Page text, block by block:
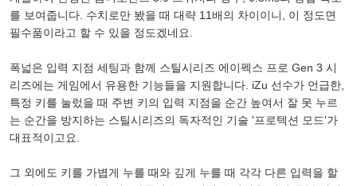
를 보여줍니다. 수치로만 봤을 때 대략 11배의 차이이니, 이 정도면
필수품이라고 할 수 있을 정도겠네요.
폭넓은 입력 지점 세팅과 함께 스틸시리즈 에이펙스 프로 Gen 3 시
리즈에는 게임에서 유용한 기능들을 지원합니다. iZu 선수가 언급한,
특정 키를 눌렀을 때 주변 키의 입력 지점을 순간 높여서 잘 못 누르
는 순간을 방지하는 스틸시리즈의 독자적인 기술 '프로텍션 모드'가
대표적이고요.
그 외에도 키를 가볍게 누를 때와 깊게 누를 때 각각 다른 입력을 할